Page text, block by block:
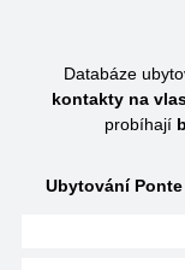
Databáze
kontakty na
probíhají
Ubytování